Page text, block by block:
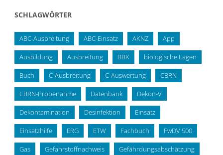
SCHLAGWÖRTER
ABC-Ausbreitung ABC-Einsatz AKNZ App
Ausbildung Ausbreitung BBK biologische Lagen
Buch C-Ausbreitung C-Auswertung CBRN
CBRN-Probenahme Datenbank Dekon-V
Dekontamination Desinfektion Einsatz
Einsatzhilfe ERG ETW Fachbuch FwDV 500
Gas Gefahrstoffnachweis Gefährdungsabschätzung